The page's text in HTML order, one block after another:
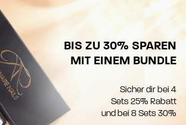
BIS ZU 30% SPAREN
MIT EINEM BUNDLE
Sicher dir bei 4
Sets 25% Rabatt
und bei 8 Sets 30%